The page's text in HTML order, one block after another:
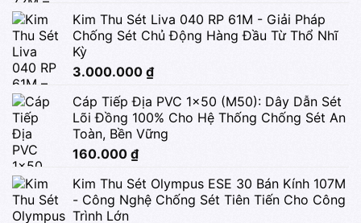
Kim Thu Sét Liva 040 RP 61M - Giải Pháp
Chống Sét Chủ Động Hàng Đầu Từ Thổ Nhĩ
Kỳ
3.000.000 ₫
Cáp Tiếp Địa PVC 1x50 (M50): Dây Dẫn Sét
Lõi Đồng 100% Cho Hệ Thống Chống Sét An
Toàn, Bền Vững
160.000 ₫
Kim Thu Sét Olympus ESE 30 Bán Kính 107M
- Công Nghệ Chống Sét Tiên Tiến Cho Công
Trình Lớn